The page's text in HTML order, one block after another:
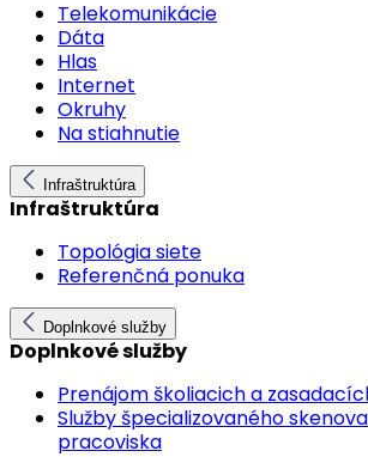
Telekomunikácie
Dáta
Hlas
Internet
Okruhy
Na stiahnutie
Infraštruktúra
Infraštruktúra
Topológia siete
Referenčná ponuka
Doplnkové služby
Doplnkové služby
Prenájom školiacich a
Služby špecializovaného
pracoviska